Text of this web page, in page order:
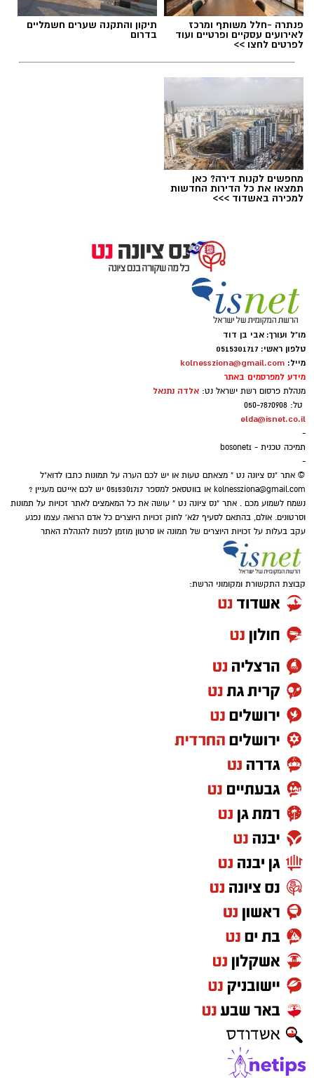
תגים:תיכון מגשימים, אופרת ראפ
צילום מסך- יוטיוב
פייסבוק
שמעתם על "תיכון מגשימים" בנס ציונה?... הוא
קיים לפחות בסרט מצליח חדש המבוסס על
אופרת ראפ בשם הזה.
העיבוד הקולנועי לאופרת הראפ המצליחה מאת
עמית אולמן וג'ימבו ג'יי זוכה לתשבחות המבקרים
ולציון מרבי בבתי הקולנוע. לצד עלילת נעורים
קצבית וקרבות חרוזים, הסרט מעניק מקום של
כבוד לנס ציונה כבר בסצנת הפתיחה – בחירה
תסריטאית שנולדה מתוך היכרות קרובה של
היוצרים עם האזור.
פנתרה -חלל משותף ומרכז
לאירועים עסקיים ופרטיים ועוד
לפרטים לחצו >>
תיקון והתקנה שערים חשמליים
בדרום
מחפשים לקנות דירה? כאן
תמצאו את כל הדירות החדשות
למכירה באשדוד >>>
מו"ל ועורך: אבי בן דוד
טלפון ראשי: 0515301717
מייל: kolnessziona@gmail.com
מידע למפרסמים באתר
מנהלת פרסום רשת ישראל נט: אלדה נתנאל
טל: 050-7870908
elda@isnet.co.il
-
תמיכה טכנית - bosonet1
-
© אתר "נס ציונה נט " מצאתם טעות או יש לכם הערה על תמונות כתבו לדוא"ל
kolnessziona@gmail.com
או בווטסאפ למספר 0515301717 יש לכם אייטם מעניין ?
נשמח לשמוע מכם . אתר "נס ציונה נט " עושה את כל המאמצים לאתר זכויות על תמונות
וסרטונים. אולם, בהתאם לסעיף 27א' לחוק זכויות היוצרים כל אדם הרואה עצמו נפגע
עקב בעלות על זכויות היוצרים של תמונה או סרטון מוזמן לפנות להנהלת האתר
קבוצת התקשורת ומקומוני הרשת: